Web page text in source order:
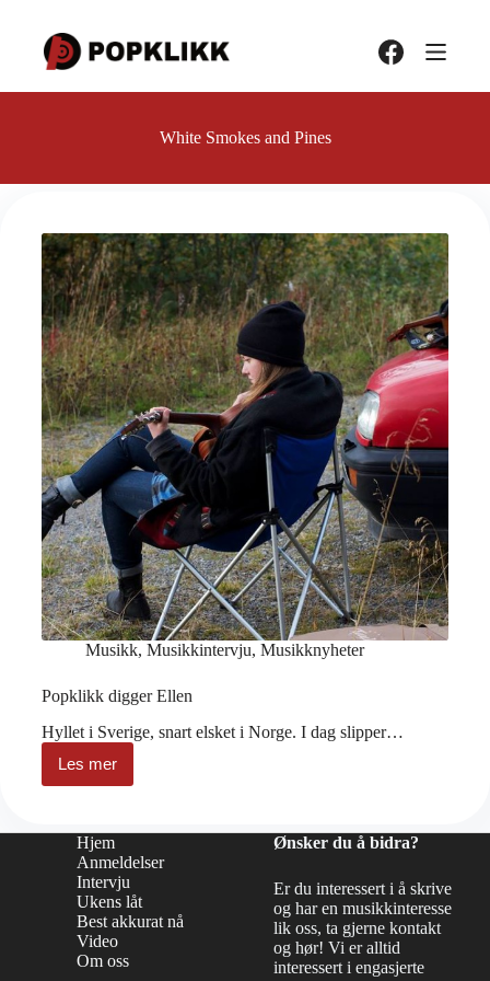
innholdet
White Smokes and Pines
Musikk, Musikkintervju, Musikknyheter
Popklikk digger Ellen
Hyllet i Sverige, snart elsket i Norge. I dag slipper…
Les mer
Popklikk
digger
Hjem
Anmeldelser
Intervju
Ukens låt
Best akkurat nå
Video
Om oss
Ønsker du å bidra?
Er du interessert i å skrive
og har en musikkinteresse
lik oss, ta gjerne kontakt
og hør! Vi er alltid
interessert i engasjerte